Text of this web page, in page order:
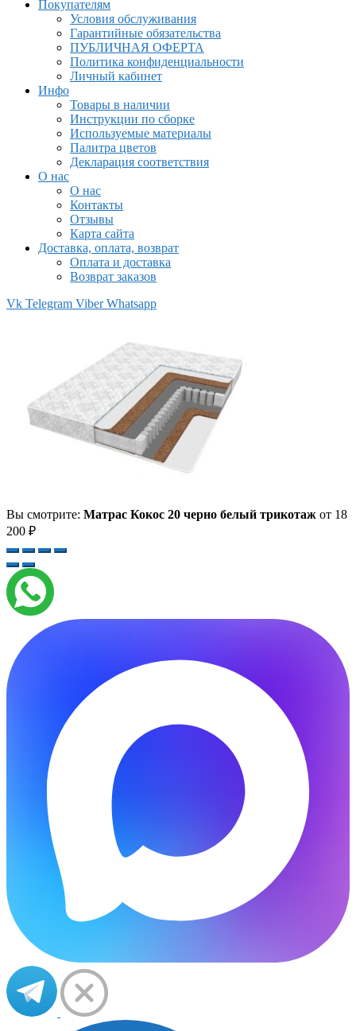
Покупателям
Условия обслуживания
Гарантийные обязательства
ПУБЛИЧНАЯ ОФЕРТА
Политика конфиденциальности
Личный кабинет
Инфо
Товары в наличии
Инструкции по сборке
Используемые материалы
Палитра цветов
Декларация соответствия
О нас
О нас
Контакты
Отзывы
Карта сайта
Доставка, оплата, возврат
Оплата и доставка
Возврат заказов
Vk Telegram Viber Whatsapp
Вы смотрите: Матрас Кокос 20 черно белый трикотаж от 18
200 ₽